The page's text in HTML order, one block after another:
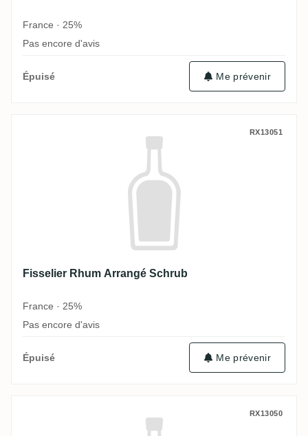
France · 25%
Pas encore d'avis
Épuisé Me prévenir
Fisselier Rhum Arrangé Schrub RX13051
Fisselier Rhum Arrangé Schrub
France · 25%
Pas encore d'avis
Épuisé Me prévenir
Fisselier Rhum Arrangé Bio à la banane
RX13050